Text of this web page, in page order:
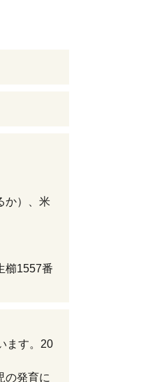
か）、米
櫛1557番
ます。20
の発育に